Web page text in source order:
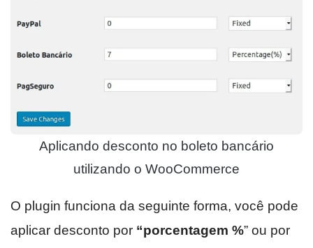
Aplicando desconto no boleto bancário
utilizando o WooCommerce
O plugin funciona da seguinte forma, você pode
aplicar desconto por “porcentagem %” ou por